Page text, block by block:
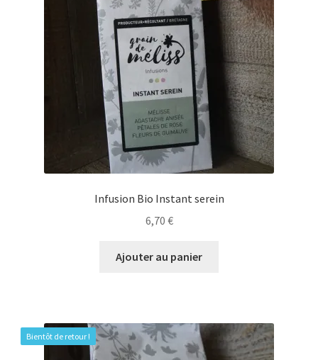
Infusion Bio Instant serein
6,70 €
Ajouter au panier
Bientôt de retour !